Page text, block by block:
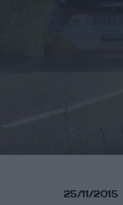
25/11/2015